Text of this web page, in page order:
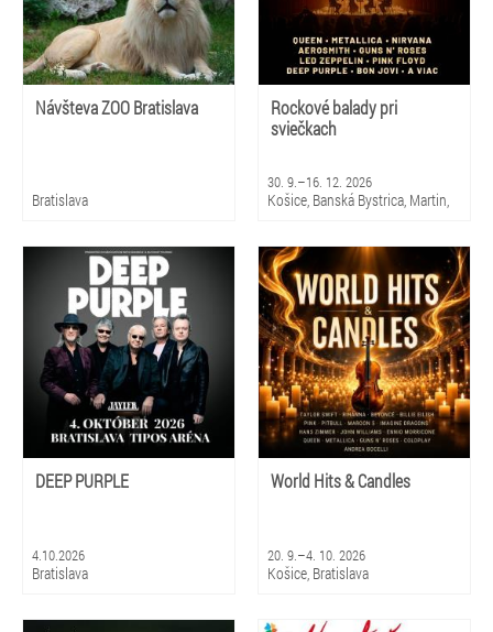
Návšteva ZOO Bratislava
Bratislava
Rockové balady pri
sviečkach
30. 9.–16. 12. 2026
Košice, Banská Bystrica, Martin,
Piešťany, Michalovce, Trnava,
Snina, Sabinov, Nováky, Čadca,
Žilina
DEEP PURPLE
4.10.2026
Bratislava
World Hits & Candles
20. 9.–4. 10. 2026
Košice, Bratislava